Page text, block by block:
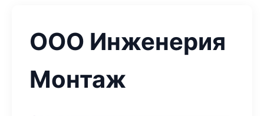
ООО Инженерия
Монтаж